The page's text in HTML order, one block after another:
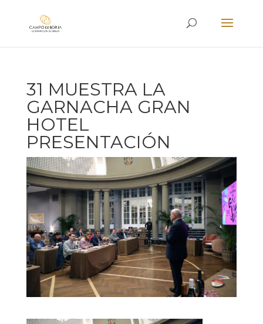
31 MUESTRA LA
GARNACHA GRAN
HOTEL
PRESENTACIÓN